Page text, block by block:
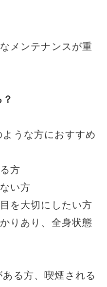
メンテナンスが重
うな方におすすめ
方
い方
を大切にしたい方
りあり、全身状態
る方、喫煙される